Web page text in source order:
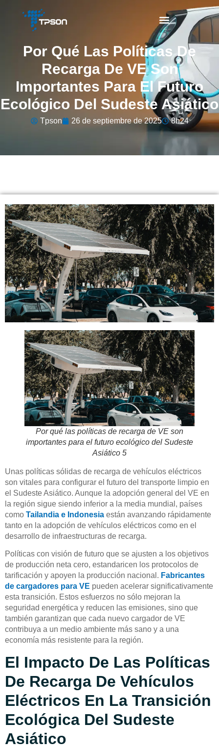
Por Qué Las Políticas De
Recarga De VE Son
Importantes Para El Futuro
Ecológico Del Sudeste Asiático
Tpson 26 de septiembre de 2025 8h24
Por qué las políticas de recarga de VE son
importantes para el futuro ecológico del Sudeste
Asiático 5
Unas políticas sólidas de recarga de vehículos eléctricos
son vitales para configurar el futuro del transporte limpio en
el Sudeste Asiático. Aunque la adopción general del VE en
la región sigue siendo inferior a la media mundial, países
como Tailandia e Indonesia están avanzando rápidamente
tanto en la adopción de vehículos eléctricos como en el
desarrollo de infraestructuras de recarga.
Políticas con visión de futuro que se ajusten a los objetivos
de producción neta cero, estandaricen los protocolos de
tarificación y apoyen la producción nacional. Fabricantes
de cargadores para VE pueden acelerar significativamente
esta transición. Estos esfuerzos no sólo mejoran la
seguridad energética y reducen las emisiones, sino que
también garantizan que cada nuevo cargador de VE
contribuya a un medio ambiente más sano y a una
economía más resistente para la región.
El Impacto De Las Políticas
De Recarga De Vehículos
Eléctricos En La Transición
Ecológica Del Sudeste
Asiático